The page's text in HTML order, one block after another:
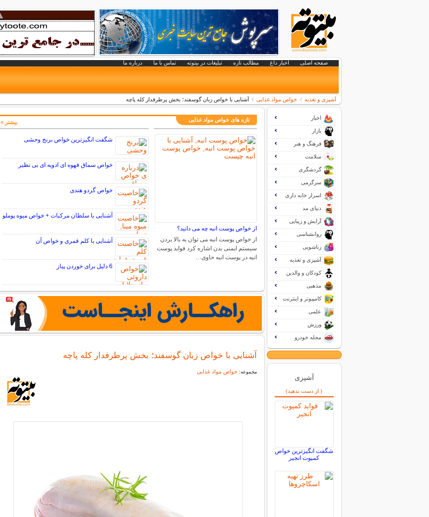
صفحه اصلی اخبار داغ مطالب تازه تبلیغات در بیتوته تماس با ما درباره ما
آشپزی و تغذیه خواص مواد غذایی آشنایی با خواص زبان گوسفند؛ بخش پرطرفدار کله پاچه
تازه های خواص مواد غذایی
از خواص پوست انبه چه می دانید؟
از خواص پوست انبه می توان به بالا بردن
سیستم ایمنی بدن اشاره کرد فواید پوست
انبه در پوست انبه حاوی…
شگفت انگیزترین خواص برنج وحشی
خواص سماق قهوه ای ادویه ای بی نظیر
خواص گردو هندی
آشنایی با سلطان مرکبات + خواص میوه پوملو
آشنایی با کلم قمری و خواص آن
6 دلیل برای خوردن پیاز
بیشتر »
آشنایی با خواص زبان گوسفند؛ بخش پرطرفدار کله پاچه
مجموعه: خواص مواد غذایی
اخبار
بازار
فرهنگ و هنر
سلامت
گردشگری
سرگرمی
اسرار خانه داری
دنیای مد
آرایش و زیبایی
روانشناسی
زناشویی
آشپزی و تغذیه
کودکان و والدین
مذهبی
کامپیوتر و اینترنت
علمی
ورزش
مجله خودرو
آشپزی
( از دست ندهید)
شگفت انگیزترین خواص
کمپوت انجیر